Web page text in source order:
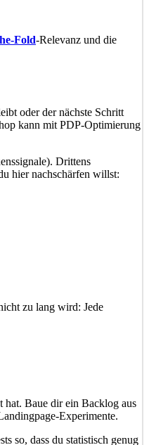
Fold-Relevanz und die
oder der nächste Schritt
kann mit PDP-Optimierung
Drittens
hier nachschärfen willst:
zu lang wird: Jede
hat. Baue dir ein Backlog aus
Experimente.
so, dass du statistisch genug